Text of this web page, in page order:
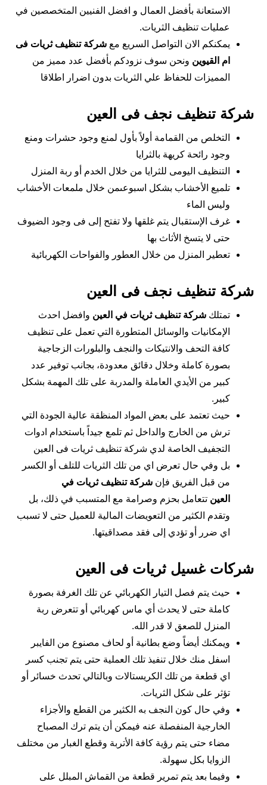
الاستعانة بأفضل العمال و افضل الفنيين المتخصصين في
عمليات تنظيف الثريات.
يمكنكم الان التواصل السريع معشركة تنظيف ثريات فى
ام القيوين ونحن سوف نزودكم بأفضل عدد مميز من
المميزات للحفاظ علي الثريات بدون اضرار اطلاقا
شركة تنظيف نجف فى العين
التخلص من القمامة أولاً بأول لمنع وجود حشرات ومنع
وجود رائحة كريهة بالثرايا
التنظيف اليومى للثرايا من خلال الخدم أو ربة المنزل
تلميع الأخشاب بشكل اسبوعىمن خلال ملمعات الأخشاب
وليس الماء
غرف الإستقبال يتم غلقها ولا تفتح إلى فى وجود الضيوف
حتى لا يتسخ الأثاث بها
تعطير المنزل من خلال العطور والفواحات الكهربائية
شركة تنظيف نجف فى العين
تمتلكشركة تنظيف ثريات في العين وافضل احدث
الإمكانيات والوسائل المتطورة التي تعمل على تنظيف
كافة التحف والانتيكات والنجف والبلورات الزجاجية
بصورة كاملة وخلال دقائق معدودة، بجانب توفير عدد
كبير من الأيدي العاملة والمدربة على تلك المهمة بشكل
كبير.
حيث تعتمد على بعض المواد المنظقة عالية الجودة التي
ترش من الخارج والداخل ثم تلمع جيداً باستخدام ادوات
التجفيف الخاصة لدي شركة تنظيف ثريات فى العين
بل وفي حال تعرض اي من تلك الثريات للتلف أو الكسر
من قبل الفريق فإنشركة تنظيف ثريات في
العين تتعامل بحزم وصرامة مع المتسبب في ذلك، بل
وتقدم الكثير من التعويضات المالية للعميل حتى لا تسبب
اي ضرر أو تؤدي إلى فقد مصداقيتها.
شركات غسيل ثريات فى العين
حيث يتم فصل التيار الكهربائي عن تلك الغرفة بصورة
كاملة حتى لا يحدث أي ماس كهربائي أو تتعرض ربة
المنزل للصعق لا قدر الله.
ويمكنك أيضاً وضع بطانية أو لحاف مصنوع من الفايبر
اسفل منك خلال تنفيذ تلك العملية حتى يتم تجنب كسر
اي قطعة من تلك الكريستالات وبالتالي تحدث خسائر أو
تؤثر على شكل الثريات.
وفي حال كون النجف به الكثير من القطع والأجزاء
الخارجية المنفصلة عنه فيمكن أن يتم ترك المصباح
مضاء حتى يتم رؤية كافة الأتربة وقطع الغبار من مختلف
الزوايا بكل سهولة.
وفيما بعد يتم تمرير قطعة من القماش المبلل على